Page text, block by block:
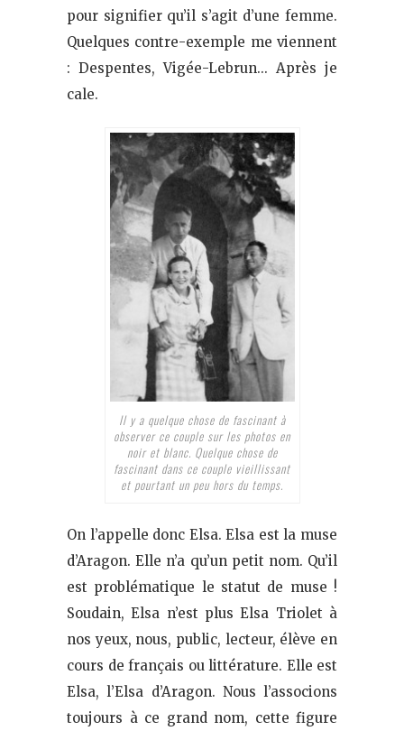
pour signifier qu’il s’agit d’une femme.
Quelques contre-exemple me viennent
: Despentes, Vigée-Lebrun… Après je
cale.
Il y a quelque chose de fascinant à
observer ce couple sur les photos en
noir et blanc. Quelque chose de
fascinant dans ce couple vieillissant
et pourtant un peu hors du temps.
On l’appelle donc Elsa. Elsa est la muse
d’Aragon. Elle n’a qu’un petit nom. Qu’il
est problématique le statut de muse !
Soudain, Elsa n’est plus Elsa Triolet à
nos yeux, nous, public, lecteur, élève en
cours de français ou littérature. Elle est
Elsa, l’Elsa d’Aragon. Nous l’associons
toujours à ce grand nom, cette figure